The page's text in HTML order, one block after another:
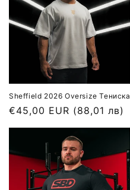
Sheffield 2026 Oversize Тениска
Обичайна
цена
€45,00 EUR (88,01 лв)